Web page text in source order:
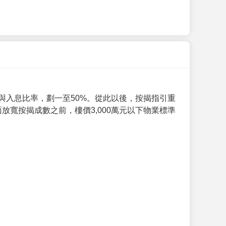
入息比率，劃一至50%。從此以後，按揭指引重
寬按揭成數之前，樓價3,000萬元以下物業標準